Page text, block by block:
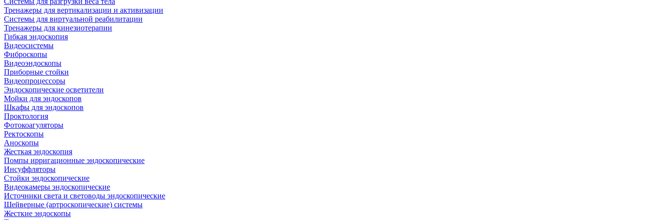
Тренажеры для вертикализации и активизации
Системы для виртуальной реабилитации
Тренажеры для кинезиотерапии
Гибкая эндоскопия
Видеосистемы
Фиброскопы
Видеоэндоскопы
Приборные стойки
Видеопроцессоры
Эндоскопические осветители
Мойки для эндоскопов
Шкафы для эндоскопов
Проктология
Фотокоагуляторы
Ректоскопы
Аноскопы
Жесткая эндоскопия
Помпы ирригационные эндоскопические
Инсуффляторы
Стойки эндоскопические
Видеокамеры эндоскопические
Источники света и световоды эндоскопические
Шейверные (артроскопические) системы
Жесткие эндоскопы